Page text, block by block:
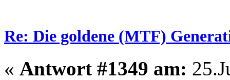
Re: Die goldene (MTF)
« Antwort #1349 am: